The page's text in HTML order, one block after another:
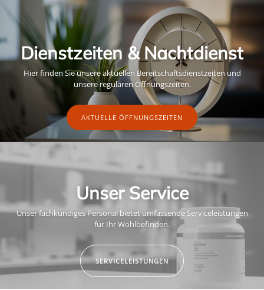
Dienstzeiten & Nachtdienst
Hier finden Sie unsere aktuellen Bereitschaftsdienstzeiten und
unsere regulären Öffnungszeiten.
AKTUELLE ÖFFNUNGSZEITEN
Unser Service
Unser fachkundiges Personal bietet umfassende Serviceleistungen
für Ihr Wohlbefinden.
SERVICELEISTUNGEN